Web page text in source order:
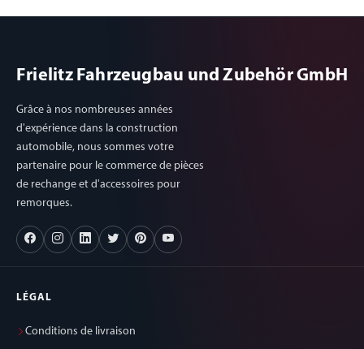
Frielitz Fahrzeugbau und Zubehör GmbH
Grâce à nos nombreuses années
d'expérience dans la construction
automobile, nous sommes votre
partenaire pour le commerce de pièces
de rechange et d'accessoires pour
remorques.
LÉGAL
Conditions de livraison